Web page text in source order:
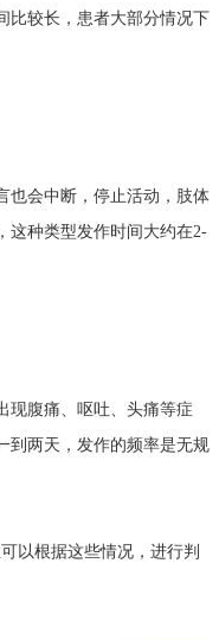
比较长，患者大部分情况下
也会中断，停止活动，肢体
这种类型发作时间大约在2-
现腹痛、呕吐、头痛等症
到两天，发作的频率是无规
以根据这些情况，进行判